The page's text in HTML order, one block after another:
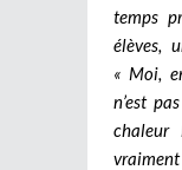
temps
élèves,
« Moi,
n’est
chaleur